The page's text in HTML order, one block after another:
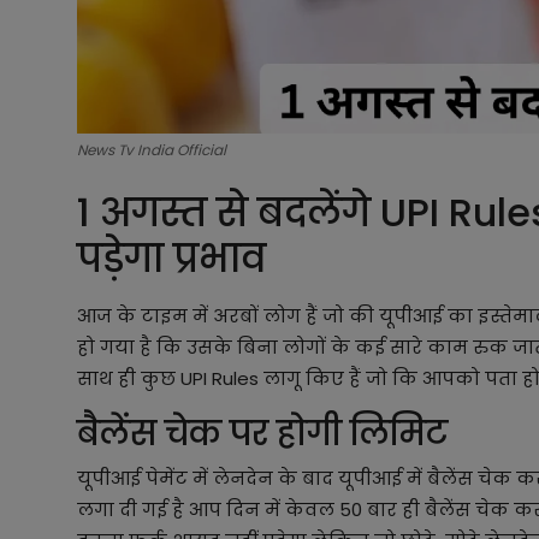
News Tv India Official
1 अगस्त से बदलेंगे UPI
पड़ेगा प्रभाव
आज के टाइम में अरबों लोग हैं जो की यूपीआई का
हो गया है कि उसके बिना लोगों के कई सारे काम रुक
साथ ही कुछ UPI Rules लागू किए हैं जो कि आपको पता
बैलेंस चेक पर होगी लिमिट
यूपीआई पेमेंट में लेनदेन के बाद यूपीआई में बैलेंस चेक
लगा दी गई है आप दिन में केवल 50 बार ही बैलेंस चेक कर